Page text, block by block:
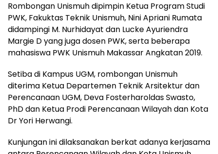
Rombongan Unismuh dipimpin Ketua Program Studi
PWK, Fakuktas Teknik Unismuh, Nini Apriani Rumata
didampingi M. Nurhidayat dan Lucke Ayuriendra
Margie D yang juga dosen PWK, serta beberapa
mahasiswa PWK Unismuh Makassar Angkatan 2019.
Setiba di Kampus UGM, rombongan Unismuh
diterima Ketua Departemen Teknik Arsitektur dan
Perencanaan UGM, Deva Fosterharoldas Swasto,
PhD dan Ketua Prodi Perencanaan Wilayah dan Kota
Dr Yori Herwangi.
Kunjungan ini dilaksanakan berkat adanya kerjasama